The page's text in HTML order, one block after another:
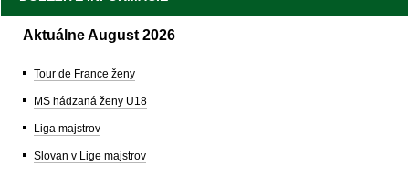
Aktuálne August 2026
Tour de France ženy
MS hádzaná ženy U18
Liga majstrov
Slovan v Lige majstrov